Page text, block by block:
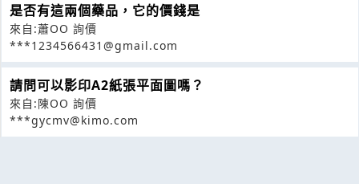
是否有這兩個藥品，它的價錢是
來自:蕭OO 詢價
***1234566431@gmail.com
請問可以影印A2紙張平面圖嗎？
來自:陳OO 詢價
***gycmv@kimo.com